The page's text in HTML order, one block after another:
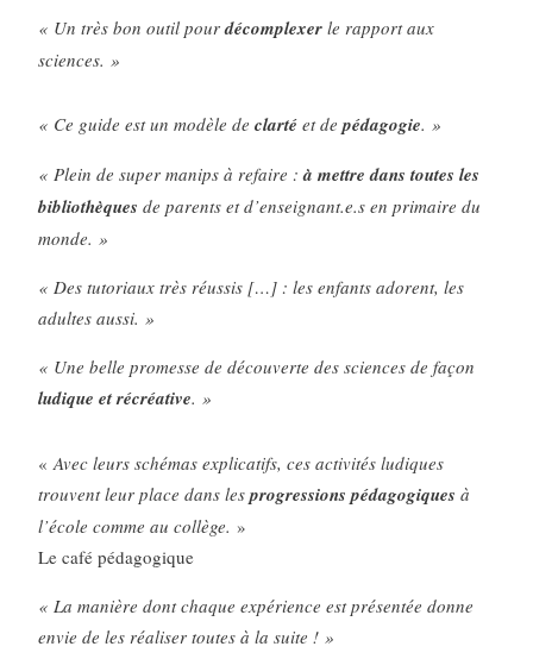
« Un très bon outil pourdécomplexerle rapport aux
sciences. »
« Ce guide est un modèle de clartéet depédagogie. »
« Plein de super manips à refaire :à mettre dans toutes les
bibliothèques de parents et d’enseignant.e.s en primaire du
monde. »
« Des tutoriaux très réussis […] : les enfants adorent, les
adultes aussi. »
« Une belle promesse de découverte des sciences de façon
ludique et récréative. »
«Avec leurs schémas explicatifs, ces activités ludiques
trouvent leur place dans lesprogressions pédagogiques à
l’école comme au collège. »
Le café pédagogique
« La manière dont chaque expérience est présentée donne
envie de les réaliser toutes à la suite ! »